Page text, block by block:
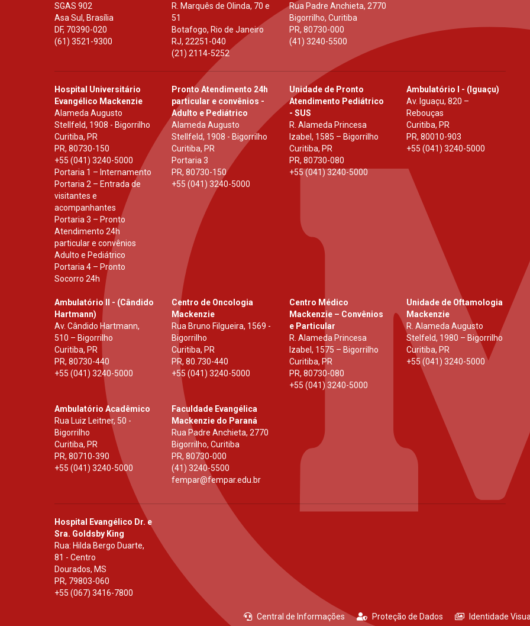
SGAS 902
Asa Sul, Brasília
DF, 70390-020
(61) 3521-9300
R. Marquês de Olinda, 70 e
51
Botafogo, Rio de Janeiro
RJ,22251-040
(21) 2114-5252
Rua Padre Anchieta, 2770
Bigorrilho, Curitiba
PR, 80730-000
(41) 3240-5500
Hospital Universitário
Evangélico Mackenzie
Alameda Augusto
Stellfeld, 1908 - Bigorrilho
Curitiba, PR
PR, 80730-150
+55 (041) 3240-5000
Portaria 1 – Internamento
Portaria 2 – Entrada de
visitantes e
acompanhantes
Portaria 3 – Pronto
Atendimento 24h
particular e convênios
Adulto e Pediátrico
Portaria 4 – Pronto
Socorro 24h
Pronto Atendimento 24h
particular e convênios -
Adulto e Pediátrico
Alameda Augusto
Stellfeld, 1908 - Bigorrilho
Curitiba, PR
Portaria 3
PR,80730-150
+55 (041) 3240-5000
Unidade de Pronto
Atendimento Pediátrico
- SUS
R. Alameda Princesa
Izabel, 1585 – Bigorrilho
Curitiba, PR
PR, 80730-080
+55 (041) 3240-5000
Ambulatório I - (Iguaçu)
Av. Iguaçu, 820 –
Rebouças
Curitiba, PR
PR, 80010-903
+55 (041) 3240-5000
Ambulatório II - (Cândido
Hartmann)
Av. Cândido Hartmann,
510 – Bigorrilho
Curitiba, PR
PR, 80730-440
+55 (041) 3240-5000
Centro de Oncologia
Mackenzie
Rua Bruno Filgueira, 1569 -
Bigorrilho
Curitiba, PR
PR,80.730-440
+55 (041) 3240-5000
Centro Médico
Mackenzie – Convênios
e Particular
R. Alameda Princesa
Izabel, 1575 – Bigorrilho
Curitiba, PR
PR, 80730-080
+55 (041) 3240-5000
Unidade de Oftamologia
Mackenzie
R. Alameda Augusto
Stelfeld, 1980 – Bigorrilho
Curitiba, PR
+55 (041) 3240-5000
Ambulatório Acadêmico
Rua Luiz Leitner, 50 -
Bigorrilho
Curitiba, PR
PR, 80710-390
+55 (041) 3240-5000
Faculdade Evangélica
Mackenzie do Paraná
Rua Padre Anchieta, 2770
Bigorrilho, Curitiba
PR,80730-000
(41) 3240-5500
fempar@fempar.edu.br
Hospital Evangélico Dr. e
Sra. Goldsby King
Rua: Hilda Bergo Duarte,
81 - Centro
Dourados, MS
PR, 79803-060
+55 (067) 3416-7800
Central de Informações Proteção de Dados Identidade